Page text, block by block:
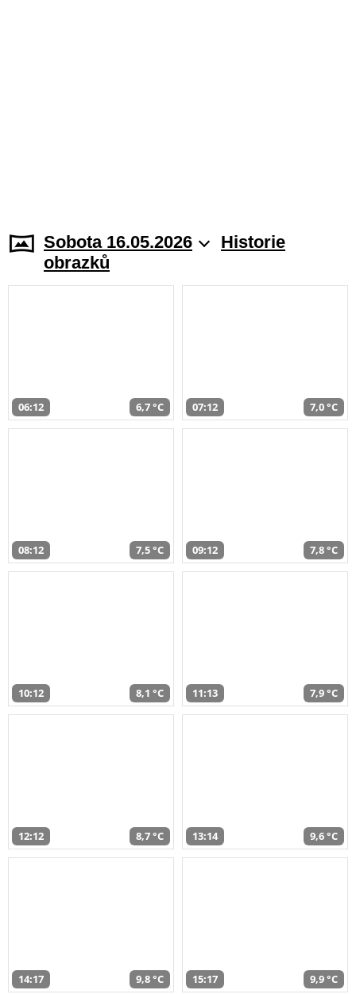
Sobota 16.05.2026
Historie
obrazků
06:12 6,7 °C 07:12 7,0 °C
08:12 7,5 °C 09:12 7,8 °C
10:12 8,1 °C 11:13 7,9 °C
12:12 8,7 °C 13:14 9,6 °C
14:17 9,8 °C 15:17 9,9 °C